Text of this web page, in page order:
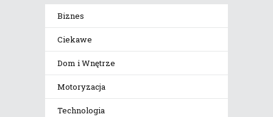
Biznes
Ciekawe
Dom i Wnętrze
Motoryzacja
Technologia